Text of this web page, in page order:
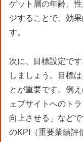
ゲット層の年齢、
ジすることで、効
す。
次に、目標設定で
しましょう。目標
とが重要です。例
ェブサイトへのト
向上させる」など
のKPI（重要業績評